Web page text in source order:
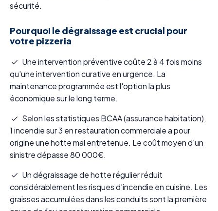
sécurité.
Pourquoi le dégraissage est crucial pour
votre pizzeria
Une intervention préventive coûte 2 à 4 fois moins
qu'une intervention curative en urgence. La
maintenance programmée est l'option la plus
économique sur le long terme.
Selon les statistiques BCAA (assurance habitation),
1 incendie sur 3 en restauration commerciale a pour
origine une hotte mal entretenue. Le coût moyen d'un
sinistre dépasse 80 000€.
Un dégraissage de hotte régulier réduit
considérablement les risques d'incendie en cuisine. Les
graisses accumulées dans les conduits sont la première